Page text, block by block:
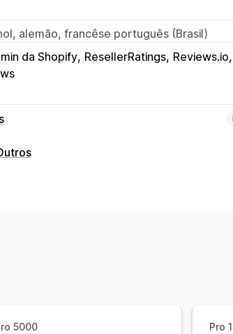
alemão, francêse português (Brasil)
da Shopify ResellerRatings Reviews.io
5000 Pro